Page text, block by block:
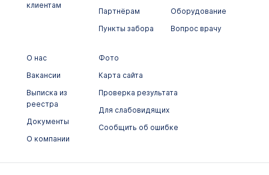
Хламидийная инфекция, хламидиоз
(цитомегаловирус, ЦМВ)
Бактериальные инфекции
Гистологические исследования
Иммунологическое исследование
Лекарственный мониторинг
Микробиологические исследования
клиентам
Партнёрам
Пункты забора
Оборудование
Вопрос врачу
О нас
Вакансии
Выписка из
реестра
Документы
О компании
Фото
Карта сайта
Проверка результата
Для слабовидящих
Сообщить об ошибке